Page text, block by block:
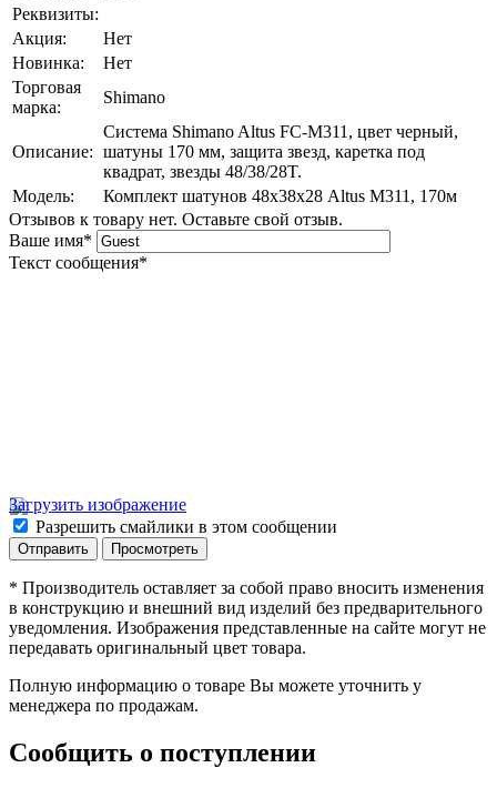
Реквизиты:
Акция:
Нет
Новинка:
Нет
Торговая
марка:
Shimano
Описание:
Система Shimano Altus FC-M311, цвет черный,
шатуны 170 мм, защита звезд, каретка под
квадрат, звезды 48/38/28T.
Модель:
Комплект шатунов 48х38х28 Altus М311, 170м
Отзывов к товару нет. Оставьте свой отзыв.
Ваше имя*
Текст сообщения*
Загрузить изображение
Разрешить смайлики в этом сообщении
* Производитель оставляет за собой право вносить изменения
в конструкцию и внешний вид изделий без предварительного
уведомления. Изображения представленные на сайте могут не
передавать оригинальный цвет товара.
Полную информацию о товаре Вы можете уточнить у
менеджера по продажам.
Сообщить о поступлении